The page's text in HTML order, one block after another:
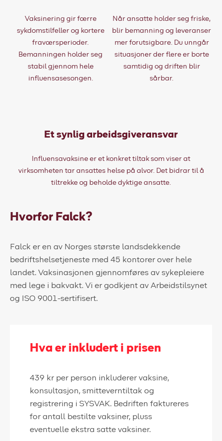
Vaksinering gir færre
sykdomstilfeller og kortere
fraværsperioder.
Bemanningen holder seg
stabil gjennom hele
influensasesongen.
Når ansatte holder seg friske,
blir bemanning og leveranser
mer forutsigbare. Du unngår
situasjoner der flere er borte
samtidig og driften blir
sårbar.
Et synlig arbeidsgiveransvar
Influensavaksine er et konkret tiltak som viser at
virksomheten tar ansattes helse på alvor. Det bidrar til å
tiltrekke og beholde dyktige ansatte.
Hvorfor Falck?
Falck er en av Norges største landsdekkende
bedriftshelsetjeneste med 45 kontorer over hele
landet. Vaksinasjonen gjennomføres av sykepleiere
med lege i bakvakt. Vi er godkjent av Arbeidstilsynet
og ISO 9001-sertifisert.
Hva er inkludert i prisen
439 kr per person inkluderer vaksine,
konsultasjon, smitteverntiltak og
registrering i SYSVAK. Bedriften faktureres
for antall bestilte vaksiner, pluss
eventuelle ekstra satte vaksiner.